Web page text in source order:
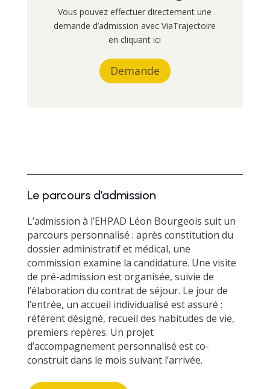
Vous pouvez effectuer directement une
demande d’admission avec ViaTrajectoire
en cliquant ici
Demande
Le parcours d’admission
L’admission à l’EHPAD Léon Bourgeois suit un
parcours personnalisé : après constitution du
dossier administratif et médical, une
commission examine la candidature. Une visite
de pré-admission est organisée, suivie de
l’élaboration du contrat de séjour. Le jour de
l’entrée, un accueil individualisé est assuré :
référent désigné, recueil des habitudes de vie,
premiers repères. Un projet
d’accompagnement personnalisé est co-
construit dans le mois suivant l’arrivée.